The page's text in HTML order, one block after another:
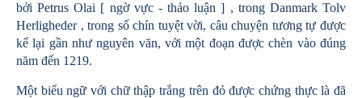
bởi Petrus Olai [ ngờ vực - thảo luận ] , trong Danmark Tolv
Herligheder , trong số chín tuyệt vời, câu chuyện tương tự được
kể lại gần như nguyên văn, với một đoạn được chèn vào đúng
năm đến 1219.
Một biểu ngữ với chữ thập trắng trên đỏ được chứng thực là đã